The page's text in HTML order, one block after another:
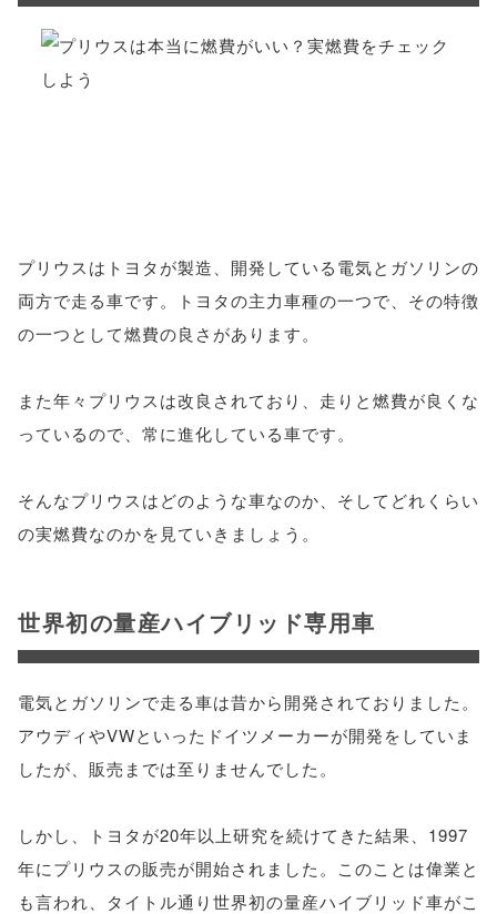
プリウスはトヨタが製造、開発している電気とガソリンの
両方で走る車です。トヨタの主力車種の一つで、その特徴
の一つとして燃費の良さがあります。
また年々プリウスは改良されており、走りと燃費が良くな
っているので、常に進化している車です。
そんなプリウスはどのような車なのか、そしてどれくらい
の実燃費なのかを見ていきましょう。
世界初の量産ハイブリッド専用車
電気とガソリンで走る車は昔から開発されておりました。
アウディやVWといったドイツメーカーが開発をしていま
したが、販売までは至りませんでした。
しかし、トヨタが20年以上研究を続けてきた結果、1997
年にプリウスの販売が開始されました。このことは偉業と
も言われ、タイトル通り世界初の量産ハイブリッド車がこ